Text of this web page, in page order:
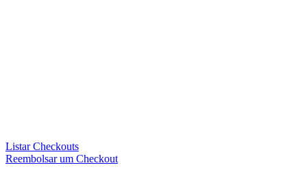
Listar Checkouts
Reembolsar um Checkout